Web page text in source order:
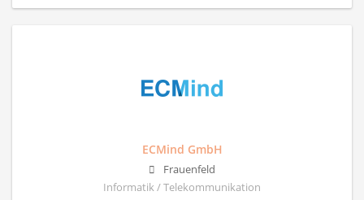
ECMind GmbH
Frauenfeld
Informatik / Telekommunikation